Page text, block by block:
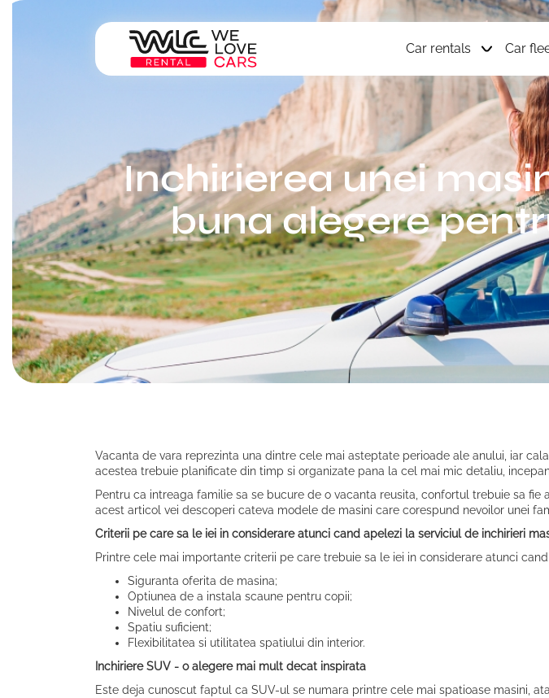
Car rentals Car
Inchirierea unei
buna alegere
Vacanta de vara reprezinta una dintre cele mai asteptate perioade ale anului, iar
acestea trebuie planificate din timp si organizate pana la cel mai mic detaliu,
Pentru ca intreaga familie sa se bucure de o vacanta reusita, confortul trebuie sa
acest articol vei descoperi cateva modele de masini care corespund nevoilor unei
Criterii pe care sa le iei in considerare atunci cand apelezi la serviciul de inchirieri
Printre cele mai importante criterii pe care trebuie sa le iei in considerare atunci
Siguranta oferita de masina;
Optiunea de a instala scaune pentru copii;
Nivelul de confort;
Spatiu suficient;
Flexibilitatea si utilitatea spatiului din interior.
Inchiriere SUV - o alegere mai mult decat inspirata
Este deja cunoscut faptul ca SUV-ul se numara printre cele mai spatioase masini,